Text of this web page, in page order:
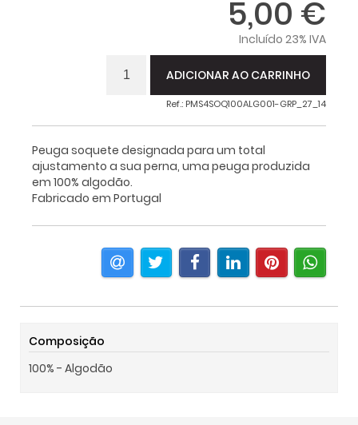
5,00 €
Incluído 23% IVA
ADICIONAR AO CARRINHO
Ref.: PMS4SOQ100ALG001-GRP_27_14
Peuga soquete designada para um total
ajustamento a sua perna, uma peuga produzida
em 100% algodão.
Fabricado em Portugal
Composição
100% - Algodão